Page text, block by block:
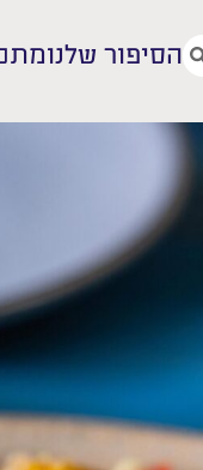
הסיפור שלנו